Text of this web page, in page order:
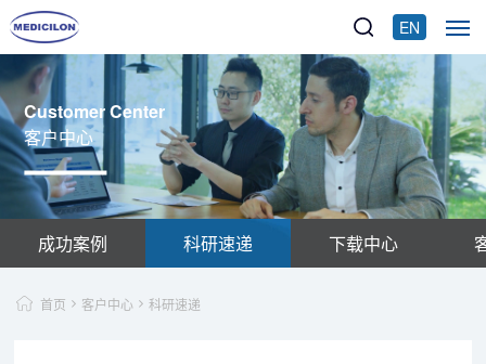
EN
Customer Center
客户中心
成功案例 科研速递 下载中心
首页 客户中心 科研速递